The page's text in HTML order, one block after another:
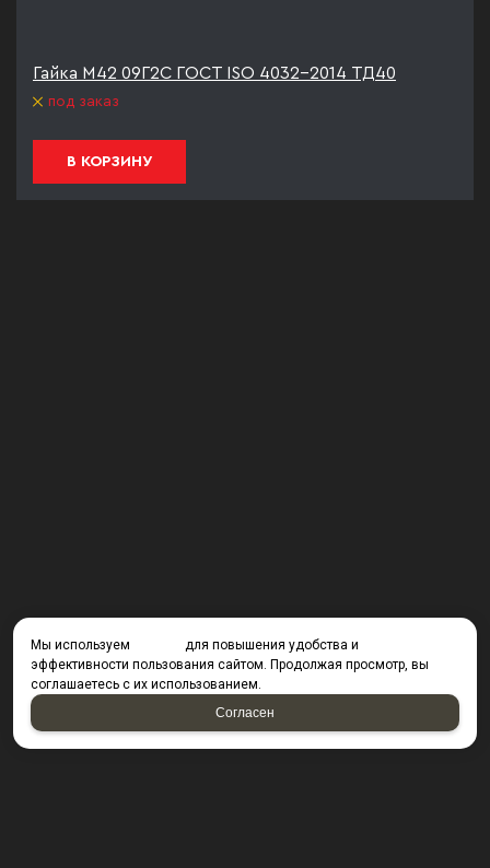
Гайка М42 09Г2С ГОСТ ISO 4032-2014 ТД40
под заказ
В КОРЗИНУ
Мы используем
для повышения удобства и
эффективности пользования сайтом. Продолжая просмотр, вы
соглашаетесь с их использованием.
Согласен